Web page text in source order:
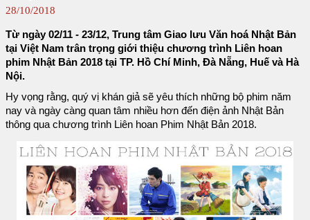
28/10/2018
Từ ngày 02/11 - 23/12, Trung tâm Giao lưu Văn hoá Nhật Bản
tại Việt Nam trân trọng giới thiệu chương trình Liên hoan
phim Nhật Bản 2018 tại TP. Hồ Chí Minh, Đà Nẵng, Huế và Hà
Nội.
Hy vọng rằng, quý vị khán giả sẽ yêu thích những bộ phim năm
nay và ngày càng quan tâm nhiều hơn đến điện ảnh Nhật Bản
thông qua chương trình Liên hoan Phim Nhật Bản 2018.